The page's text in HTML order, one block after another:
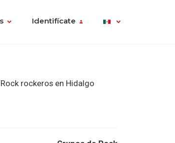
Identifícate
rockeros en Hidalgo